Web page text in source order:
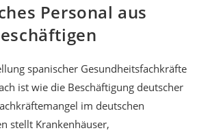
Personal aus
spanischer Gesundheitsfachkräfte
ist wie die Beschäftigung deutscher
im deutschen
stellt Krankenhäuser,